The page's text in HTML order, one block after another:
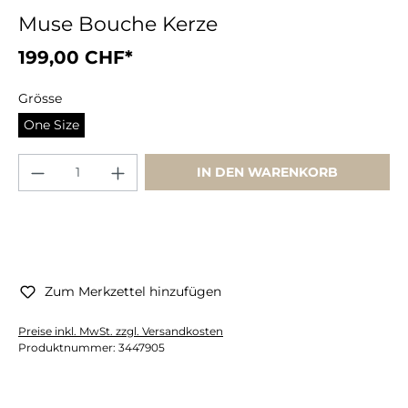
Muse Bouche Kerze
199,00 CHF*
Grösse
One Size
IN DEN WARENKORB
Zum Merkzettel hinzufügen
Preise inkl. MwSt. zzgl. Versandkosten
Produktnummer: 3447905